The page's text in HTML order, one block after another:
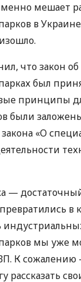
мешает
в
что закон об
был
принципы
были
«О
—
в
мы уже
К сожалению
рассказать